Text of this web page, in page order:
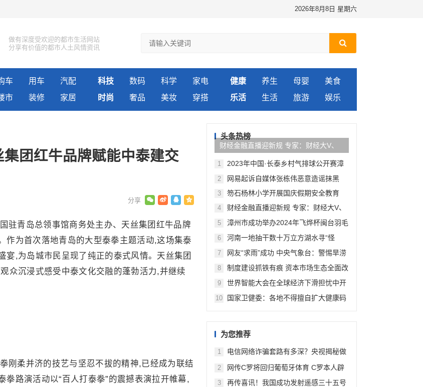
2026年8月8日 星期六
做有深度受欢迎的都市生活网站
分享有价值的都市人土风情资讯
车 用车
汽配
市 装修 家居
科技 数码 科学
家电
时尚
奢品 美妆 穿搭
健康 养生 母婴
美食
乐活
生活 旅游 娱乐
团红牛品牌赋能中泰建交
驻青岛总领事馆商务处主办、天丝集团红牛品牌
作为首次落地青岛的大型泰拳主题活动,这场集泰
,为岛城市民呈现了纯正的泰式风情。天丝集团
众沉浸式感受中泰文化交融的蓬勃活力,并继续
刚柔并济的技艺与坚忍不拔的精神,已经成为联结
路演活动以“百人打泰拳”的震撼表演拉开帷幕,
头条热榜
财经金融直播迎新规 专家：财经大V、
自媒体或为重点监管对象
1
2023年中国·长泰乡村气排球公开赛漳
2 网易起诉自媒体张栋伟恶意造谣抹黑
3 笏石杨林小学开展国庆假期安全教育
4
财经金融直播迎新规 专家：财经大V、
5
漳州市成功举办2024年飞烨杯闽台羽毛
6
河南一地抽干数十万立方湖水寻“怪
杀手”
7
网友“求雨”成功 中央气象台：警惕旱涝
8
制度建设抓铁有痕 资本市场生态全面改
9
世界智能大会在全球经济下滑担忧中开
10
国家卫健委：各地不得擅自扩大健康码
为您推荐
1
电信网络诈骗套路有多深？央视揭秘做
2
网传C罗将回归葡萄牙体育 C罗本人辟
3
再传喜讯！我国成功发射遥感三十五号